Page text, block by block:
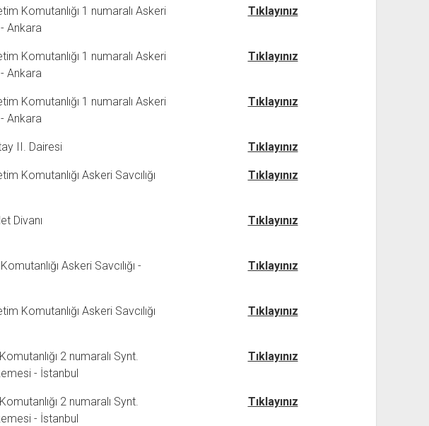
Komutanlığı 1 numaralı Askeri
Ankara
Tıklayınız
Komutanlığı 1 numaralı Askeri
Ankara
Tıklayınız
Komutanlığı 1 numaralı Askeri
Ankara
Tıklayınız
II. Dairesi Tıklayınız
Komutanlığı Askeri Savcılığı
Tıklayınız
Divanı Tıklayınız
Askeri Savcılığı -
Tıklayınız
Komutanlığı Askeri Savcılığı
Tıklayınız
2 numaralı Synt.
- İstanbul
Tıklayınız
2 numaralı Synt.
- İstanbul
Tıklayınız